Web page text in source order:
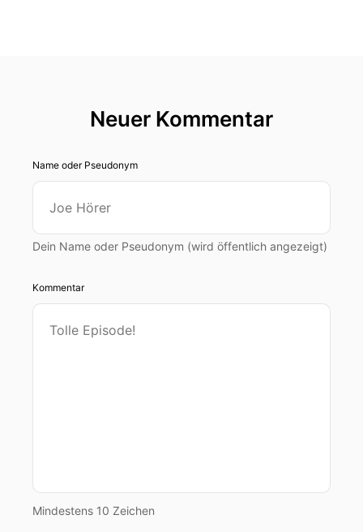
Neuer Kommentar
Name oder Pseudonym
Dein Name oder Pseudonym (wird öffentlich angezeigt)
Kommentar
Mindestens 10 Zeichen